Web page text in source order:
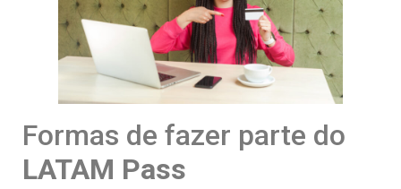
Formas de fazer parte do
LATAM Pass